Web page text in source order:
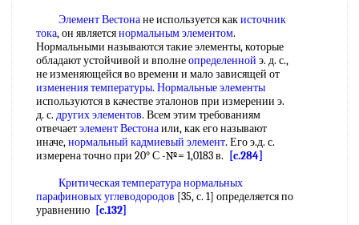
Элемент Вестонане используется какисточник
тока, он являетсянормальным элементом.
Нормальными называются такие элементы, которые
обладают устойчивой и вполнеопределенной э. д. с.,
не изменяющейся во времени и мало зависящей от
изменения температуры. Нормальные элементы
используются в качестве эталонов при измерении э.
д. с. других элементов. Всем этим требованиям
отвечаетэлемент Вестонаили, как его называют
иначе,нормальный кадмиевый элемент. Его э.д. с.
измерена точно при 20° С -№= 1,0183 в.
[c.284]
Критическая температуранормальных
парафиновых углеводородов [35, с. 1] определяется по
уравнению [c.132]